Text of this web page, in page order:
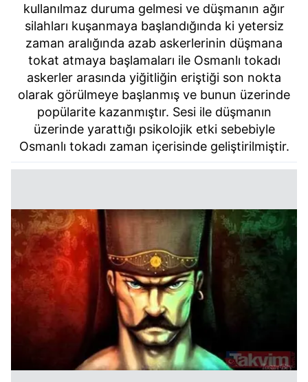
kullanılmaz duruma gelmesi ve düşmanın ağır
silahları kuşanmaya başlandığında ki yetersiz
zaman aralığında azab askerlerinin düşmana
tokat atmaya başlamaları ile Osmanlı tokadı
askerler arasında yiğitliğin eriştiği son nokta
olarak görülmeye başlanmış ve bunun üzerinde
popülarite kazanmıştır. Sesi ile düşmanın
üzerinde yarattığı psikolojik etki sebebiyle
Osmanlı tokadı zaman içerisinde geliştirilmiştir.